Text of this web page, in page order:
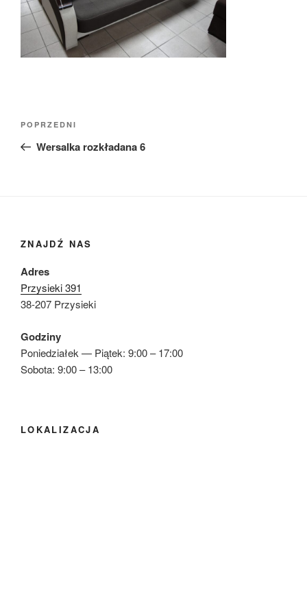
Nawigacja
Poprzedni
wpis
POPRZEDNI
Wersalka rozkładana 6
ZNAJDŹ NAS
Adres
Przysieki 391
38-207 Przysieki
Godziny
Poniedziałek — Piątek: 9:00 – 17:00
Sobota: 9:00 – 13:00
LOKALIZACJA